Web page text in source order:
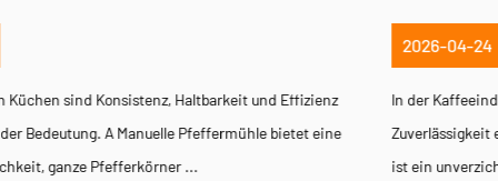
eine
In der Kaffeeindustrie sind Konsistenz, Geschwindigkeit und
Zuverlässigkeit entscheidend für den Geschäftserfolg. A
ist ein unverzichtbarer Ausrüstungsgegenstand in Ca...